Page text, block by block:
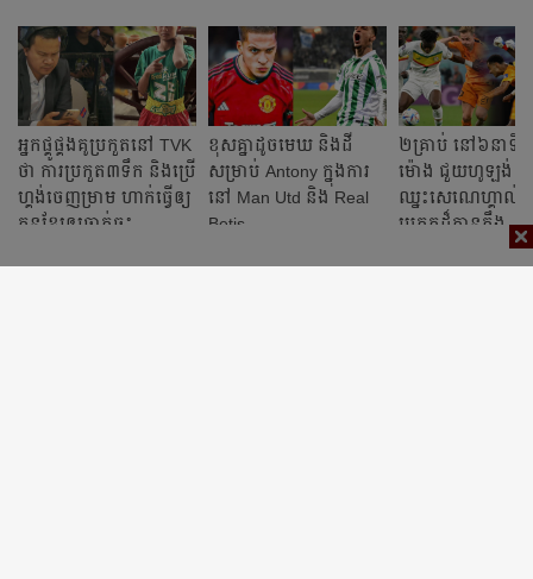
អ្នក​ផ្គូផ្គង​គូ​ប្រកួត​នៅ TVK ​​​
ថា​ ការ​ប្រកួត​៣​ទឹក និង​ប្រើ​
ហ្គង់​ចេញ​ម្រាម ​​ហាក់​ធ្វើ​ឲ្យ​​
គុនខ្មែរ​ឲ្យ​ធ្លាក់​ចុះ
ខុស​គ្នា​ដូច​មេឃ​ និង​ដី
សម្រាប់ Antony ក្នុង​ការ​
នៅ Man Utd និង Real
Betis
២គ្រាប់ នៅ៦នាទី
ម៉ោង ជួយហូឡង់
ឈ្នះសេណេហ្គាល់ ក្
ប្រកួតដ៏តានតឹង